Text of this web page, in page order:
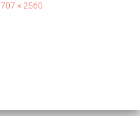
× 2560